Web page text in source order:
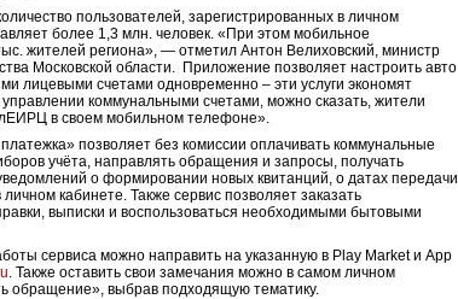
пользователей, зарегистрированных в личном
более 1,3 млн. человек. «При этом мобильное
жителей региона», — отметил Антон Велиховский, министр
Московской области. Приложение позволяет настроить авто
лицевыми счетами одновременно – эти услуги экономят
коммунальными счетами, можно сказать, жители
в своем мобильном телефоне».
позволяет без комиссии оплачивать коммунальные
учёта, направлять обращения и запросы, получать
о формировании новых квитанций, о датах передачи
кабинете. Также сервис позволяет заказать
выписки и воспользоваться необходимыми бытовыми
сервиса можно направить на указанную в Play Market и App
. Также оставить свои замечания можно в самом личном
обращение», выбрав подходящую тематику.